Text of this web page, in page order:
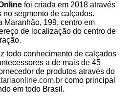
foi criada em 2018 através
segmento de calçados.
Maranhão, 199, centro em
de localização do centro de
todo conhecimento de calçados
a de mais de 45
de produtos através do
como principal
em todo Brasil.